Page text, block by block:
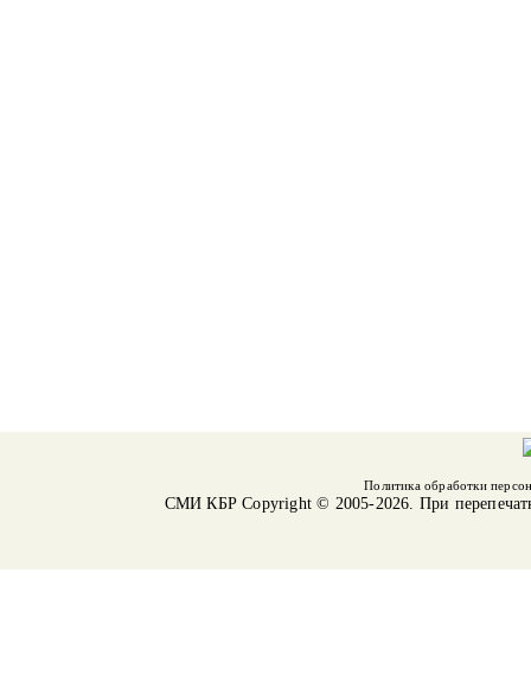
Политика обработки
СМИ КБРCopyright © 2005-2026. При